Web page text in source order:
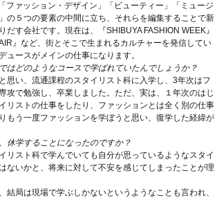
ファッション・デザイン」「ビューティー」「ミュージ
の５つの要素の中間に立ち、それらを編集することで新
だす会社です。現在は、『SHIBUYA FASHION WEEK』
』など、街とそこで生まれるカルチャーを発信してい
ュースがメインの仕事になります。
はどのようなコースで学ばれていたんでしょうか？
思い、流通課程のスタイリスト科に入学し、3年次はフ
攻で勉強し、卒業しました。ただ、実は、１年次のはじ
リストの仕事をしたり、ファッションとは全く別の仕事
もう一度ファッションを学ぼうと思い、復学した経緯が
休学することになったのですか？
リスト科で学んでいても自分が思っているようなスタイ
ないかと、将来に対して不安を感じてしまったことが理
結局は現場で学ぶしかないというようなことも言われ、